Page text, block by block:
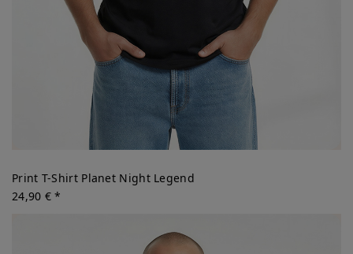
Print T-Shirt Planet Night Legend
24,90 € *